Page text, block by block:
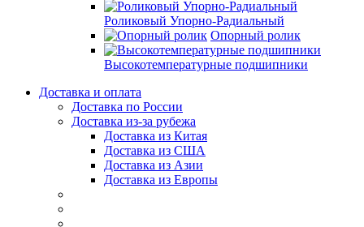
Роликовый Упорно-Радиальный
Опорный ролик
Высокотемпературные подшипники
Доставка и оплата
Доставка по России
Доставка из-за рубежа
Доставка из Китая
Доставка из США
Доставка из Азии
Доставка из Европы